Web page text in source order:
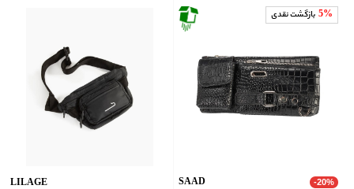
LILAGE
5% بازگشت نقدی
SAAD -20%